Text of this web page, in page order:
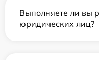
Выполняете ли вы
юридических лиц?